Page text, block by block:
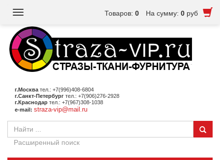
Товаров: 0 На сумму: 0 руб
Toggle
г.Москва тел.: +7(996)408-6804
г.Санкт-Петербург тел.: +7(906)276-2928
г.Краснодар тел.: +7(967)308-1038
e-mail: straza-vip@mail.ru
Расширенный поиск